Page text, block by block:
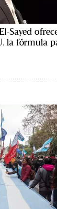
Sayed
la fórmula